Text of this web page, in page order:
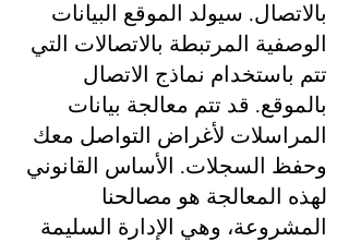
بالاتصال. سيولد الموقع البيانات
الوصفية المرتبطة بالاتصالات التي
تتم باستخدام نماذج الاتصال
بالموقع. قد تتم معالجة بيانات
المراسلات لأغراض التواصل معك
وحفظ السجلات. الأساس القانوني
لهذه المعالجة هو مصالحنا
المشروعة، وهي الإدارة السليمة